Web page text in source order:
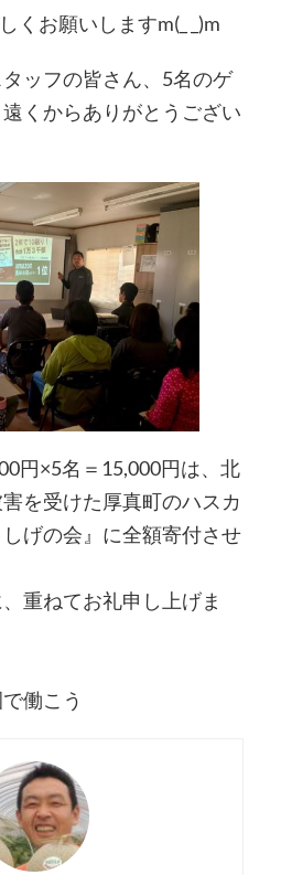
くお願いしますm(_ _)m
ッフの皆さん、5名のゲ
くからありがとうござい
円×5名＝15,000円は、北
を受けた厚真町のハスカ
げの会』に全額寄付させ
重ねてお礼申し上げま
働こう